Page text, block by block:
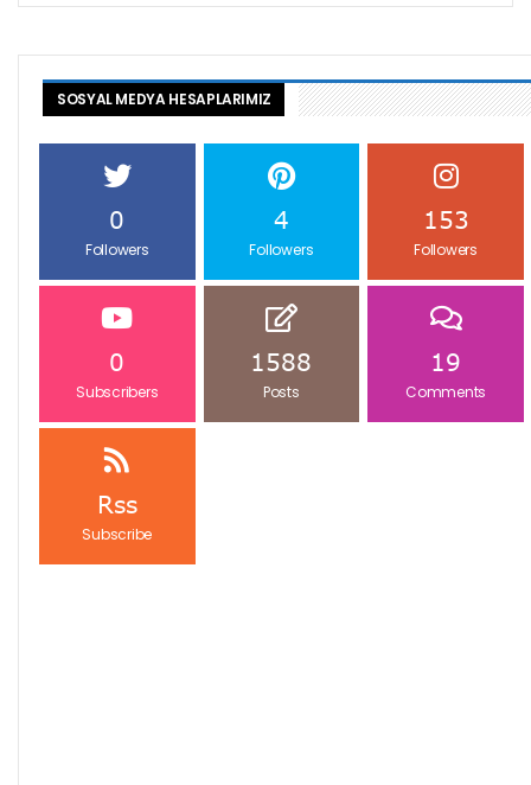
SOSYAL MEDYA HESAPLARIMIZ
0
Followers
4
Followers
153
Followers
0
Subscribers
1588
Posts
19
Comments
Rss
Subscribe